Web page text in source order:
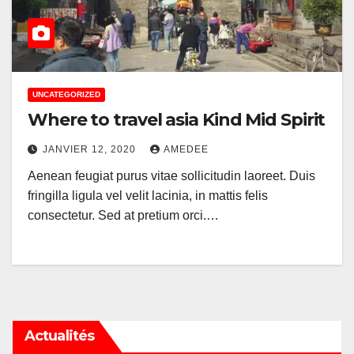
UNCATEGORIZED
Where to travel asia Kind Mid Spirit
JANVIER 12, 2020 AMEDEE
Aenean feugiat purus vitae sollicitudin laoreet. Duis
fringilla ligula vel velit lacinia, in mattis felis
consectetur. Sed at pretium orci.…
Actualités